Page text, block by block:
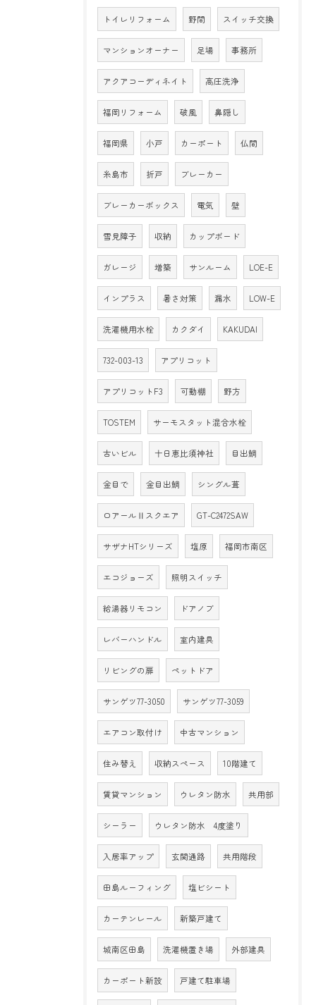
トイレリフォーム 野間 スイッチ交換
マンションオーナー 足場 事務所
アクアコーディネイト 高圧洗浄
福岡リフォーム 破風 鼻隠し
福岡県 小戸 カーポート 仏間
糸島市 折戸 ブレーカー
ブレーカーボックス 電気 壁
雪見障子 収納 カップボード
ガレージ 増築 サンルーム LOE-E
インプラス 暑さ対策 漏水 LOW-E
洗濯機用水栓 カクダイ KAKUDAI
732-003-13 アプリコット
アプリコットF3 可動棚 野方
TOSTEM サーモスタット混合水栓
古いビル 十日恵比須神社 目出鯛
金目で 金目出鯛 シングル葺
ロアールⅡスクエア GT-C2472SAW
サザナHTシリーズ 塩原 福岡市南区
エコジョーズ 照明スイッチ
給湯器リモコン ドアノブ
レバーハンドル 室内建具
リビングの扉 ペットドア
サンゲツ77-3050 サンゲツ77-3059
エアコン取付け 中古マンション
住み替え 収納スペース 10階建て
賃貸マンション ウレタン防水 共用部
シーラー ウレタン防水 4度塗り
入居率アップ 玄関通路 共用階段
田島ルーフィング 塩ビシート
カーテンレール 新築戸建て
城南区田島 洗濯機置き場 外部建具
カーポート新設 戸建て駐車場